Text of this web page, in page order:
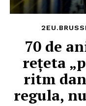
70 de
rețeta
ritm
regula,